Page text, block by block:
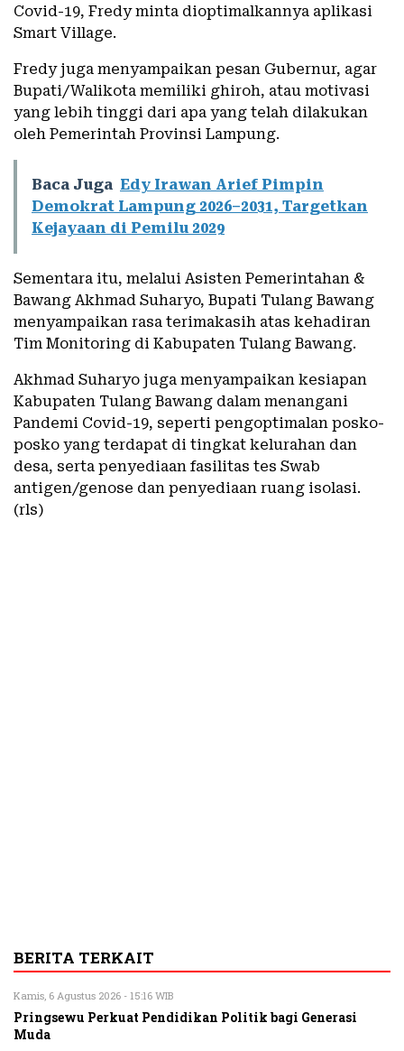
Covid-19, Fredy minta dioptimalkannya aplikasi
Smart Village.
Fredy juga menyampaikan pesan Gubernur, agar
Bupati/Walikota memiliki ghiroh, atau motivasi
yang lebih tinggi dari apa yang telah dilakukan
oleh Pemerintah Provinsi Lampung.
Baca Juga Edy Irawan Arief Pimpin
Demokrat Lampung 2026–2031, Targetkan
Kejayaan di Pemilu 2029
Sementara itu, melalui Asisten Pemerintahan &
Bawang Akhmad Suharyo, Bupati Tulang Bawang
menyampaikan rasa terimakasih atas kehadiran
Tim Monitoring di Kabupaten Tulang Bawang.
Akhmad Suharyo juga menyampaikan kesiapan
Kabupaten Tulang Bawang dalam menangani
Pandemi Covid-19, seperti pengoptimalan posko-
posko yang terdapat di tingkat kelurahan dan
desa, serta penyediaan fasilitas tes Swab
antigen/genose dan penyediaan ruang isolasi.
(rls)
BERITA TERKAIT
Kamis, 6 Agustus 2026 - 15:16 WIB
Pringsewu Perkuat Pendidikan Politik bagi Generasi
Muda